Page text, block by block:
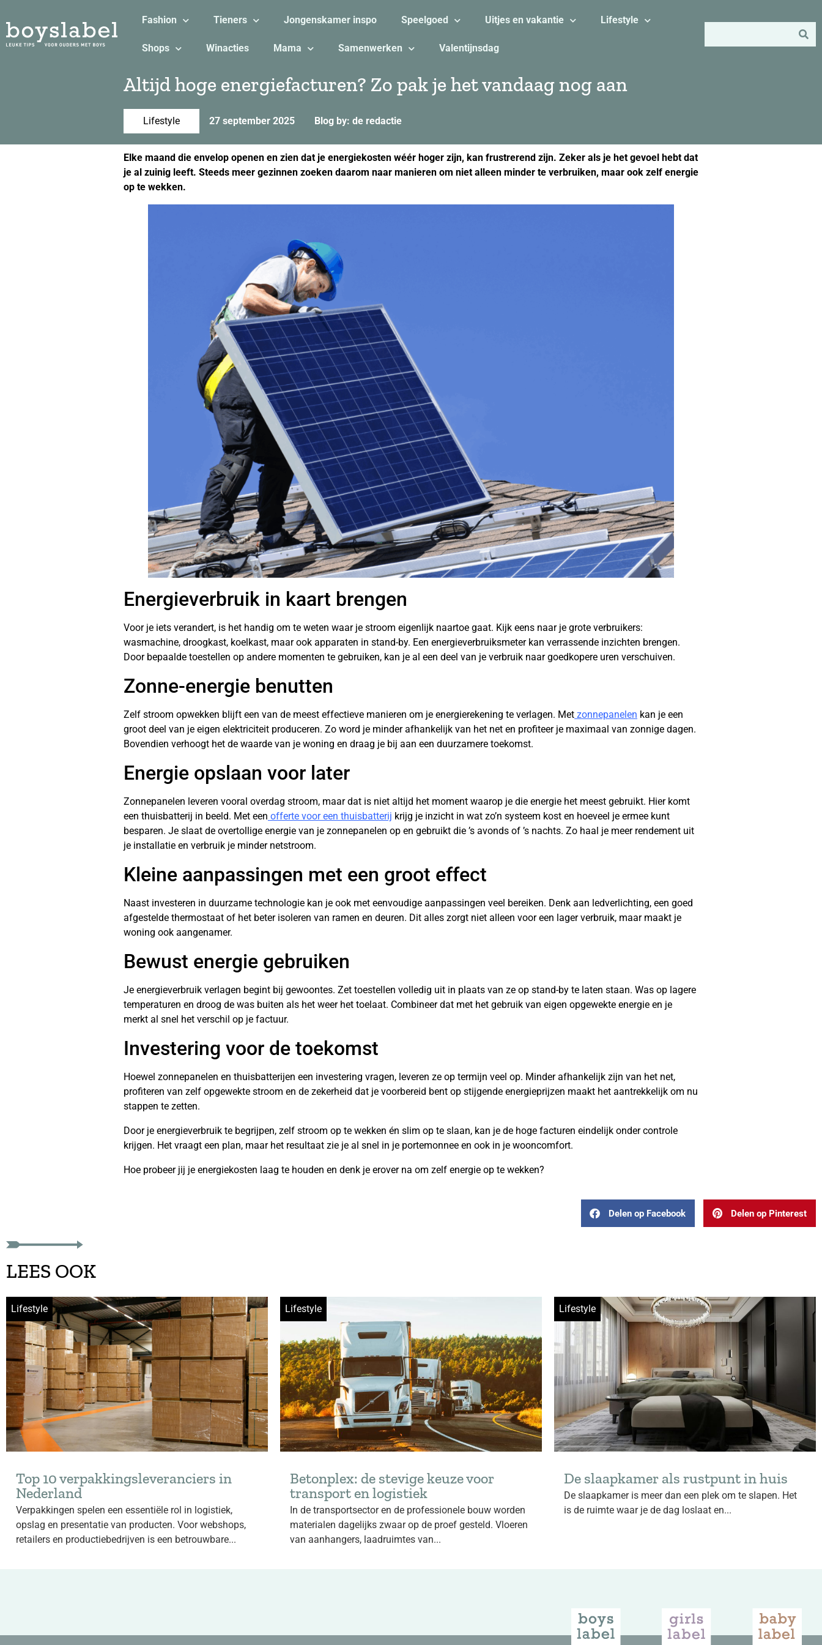
Fashion Tieners Jongenskamer inspo Speelgoed Uitjes en vakantie Lifestyle
Shops Winacties Mama Samenwerken Valentijnsdag
Altijd hoge energiefacturen? Zo pak je het vandaag nog aan
Lifestyle 27 september 2025 Blog by: de redactie
Elke maand die envelop openen en zien dat je energiekosten wéér hoger zijn, kan frustrerend zijn. Zeker als je het gevoel hebt dat
je al zuinig leeft. Steeds meer gezinnen zoeken daarom naar manieren om niet alleen minder te verbruiken, maar ook zelf energie
op te wekken.
Energieverbruik in kaart brengen
Voor je iets verandert, is het handig om te weten waar je stroom eigenlijk naartoe gaat. Kijk eens naar je grote verbruikers:
wasmachine, droogkast, koelkast, maar ook apparaten in stand-by. Een energieverbruiksmeter kan verrassende inzichten brengen.
Door bepaalde toestellen op andere momenten te gebruiken, kan je al een deel van je verbruik naar goedkopere uren verschuiven.
Zonne-energie benutten
Zelf stroom opwekken blijft een van de meest effectieve manieren om je energierekening te verlagen. Met zonnepanelen kan je een
groot deel van je eigen elektriciteit produceren. Zo word je minder afhankelijk van het net en profiteer je maximaal van zonnige dagen.
Bovendien verhoogt het de waarde van je woning en draag je bij aan een duurzamere toekomst.
Energie opslaan voor later
Zonnepanelen leveren vooral overdag stroom, maar dat is niet altijd het moment waarop je die energie het meest gebruikt. Hier komt
een thuisbatterij in beeld. Met een offerte voor een thuisbatterij krijg je inzicht in wat zo’n systeem kost en hoeveel je ermee kunt
besparen. Je slaat de overtollige energie van je zonnepanelen op en gebruikt die ’s avonds of ’s nachts. Zo haal je meer rendement uit
je installatie en verbruik je minder netstroom.
Kleine aanpassingen met een groot effect
Naast investeren in duurzame technologie kan je ook met eenvoudige aanpassingen veel bereiken. Denk aan ledverlichting, een goed
afgestelde thermostaat of het beter isoleren van ramen en deuren. Dit alles zorgt niet alleen voor een lager verbruik, maar maakt je
woning ook aangenamer.
Bewust energie gebruiken
Je energieverbruik verlagen begint bij gewoontes. Zet toestellen volledig uit in plaats van ze op stand-by te laten staan. Was op lagere
temperaturen en droog de was buiten als het weer het toelaat. Combineer dat met het gebruik van eigen opgewekte energie en je
merkt al snel het verschil op je factuur.
Investering voor de toekomst
Hoewel zonnepanelen en thuisbatterijen een investering vragen, leveren ze op termijn veel op. Minder afhankelijk zijn van het net,
profiteren van zelf opgewekte stroom en de zekerheid dat je voorbereid bent op stijgende energieprijzen maakt het aantrekkelijk om nu
stappen te zetten.
Door je energieverbruik te begrijpen, zelf stroom op te wekken én slim op te slaan, kan je de hoge facturen eindelijk onder controle
krijgen. Het vraagt een plan, maar het resultaat zie je al snel in je portemonnee en ook in je wooncomfort.
Hoe probeer jij je energiekosten laag te houden en denk je erover na om zelf energie op te wekken?
Delen op Facebook Delen op Pinterest
LEES OOK
Lifestyle
Top 10 verpakkingsleveranciers in
Nederland
Verpakkingen spelen een essentiële rol in logistiek,
opslag en presentatie van producten. Voor webshops,
retailers en productiebedrijven is een betrouwbare...
Lifestyle
Betonplex: de stevige keuze voor
transport en logistiek
In de transportsector en de professionele bouw worden
materialen dagelijks zwaar op de proef gesteld. Vloeren
van aanhangers, laadruimtes van...
Lifestyle
De slaapkamer als rustpunt in huis
De slaapkamer is meer dan een plek om te slapen. Het
is de ruimte waar je de dag loslaat en...